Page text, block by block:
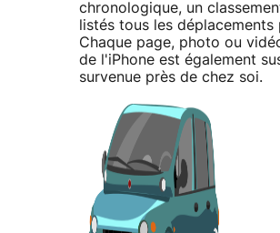
chronologique, un
listés tous les
Chaque page, photo ou
de l'iPhone est également
survenue près de chez soi.